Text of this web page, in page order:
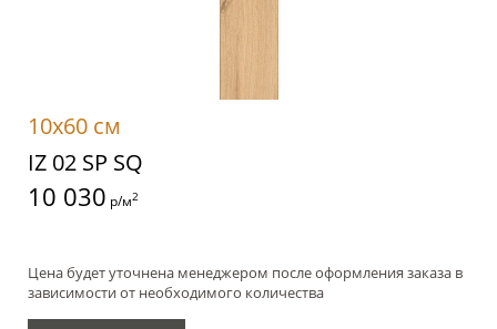
10x60 см
IZ 02 SP SQ
10 030 р/м2
Цена будет уточнена менеджером после оформления заказа в
зависимости от необходимого количества